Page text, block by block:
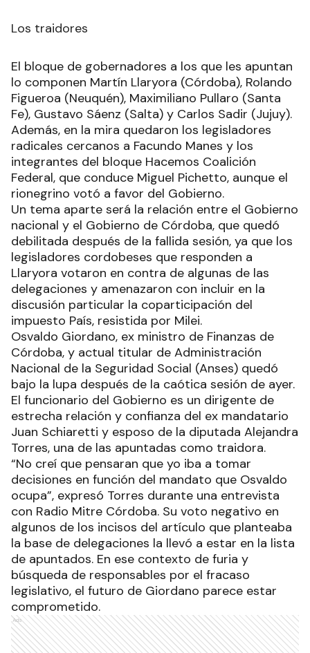
Los traidores
El bloque de gobernadores a los que les apuntan
lo componen Martín Llaryora (Córdoba), Rolando
Figueroa (Neuquén), Maximiliano Pullaro (Santa
Fe), Gustavo Sáenz (Salta) y Carlos Sadir (Jujuy).
Además, en la mira quedaron los legisladores
radicales cercanos a Facundo Manes y los
integrantes del bloque Hacemos Coalición
Federal, que conduce Miguel Pichetto, aunque el
rionegrino votó a favor del Gobierno.
Un tema aparte será la relación entre el Gobierno
nacional y el Gobierno de Córdoba, que quedó
debilitada después de la fallida sesión, ya que los
legisladores cordobeses que responden a
Llaryora votaron en contra de algunas de las
delegaciones y amenazaron con incluir en la
discusión particular la coparticipación del
impuesto País, resistida por Milei.
Osvaldo Giordano, ex ministro de Finanzas de
Córdoba, y actual titular de Administración
Nacional de la Seguridad Social (Anses) quedó
bajo la lupa después de la caótica sesión de ayer.
El funcionario del Gobierno es un dirigente de
estrecha relación y confianza del ex mandatario
Juan Schiaretti y esposo de la diputada Alejandra
Torres, una de las apuntadas como traidora.
“No creí que pensaran que yo iba a tomar
decisiones en función del mandato que Osvaldo
ocupa”, expresó Torres durante una entrevista
con Radio Mitre Córdoba. Su voto negativo en
algunos de los incisos del artículo que planteaba
la base de delegaciones la llevó a estar en la lista
de apuntados. En ese contexto de furia y
búsqueda de responsables por el fracaso
legislativo, el futuro de Giordano parece estar
comprometido.
Ads